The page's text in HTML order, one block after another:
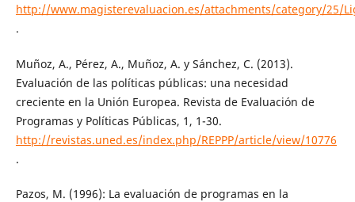
http://www.magisterevaluacion.es/attachments/category/25/
.
Muñoz, A., Pérez, A., Muñoz, A. y Sánchez, C. (2013).
Evaluación de las políticas públicas: una necesidad
creciente en la Unión Europea. Revista de Evaluación de
Programas y Políticas Públicas, 1, 1-30.
http://revistas.uned.es/index.php/REPPP/article/view/10776
.
Pazos, M. (1996): La evaluación de programas en la